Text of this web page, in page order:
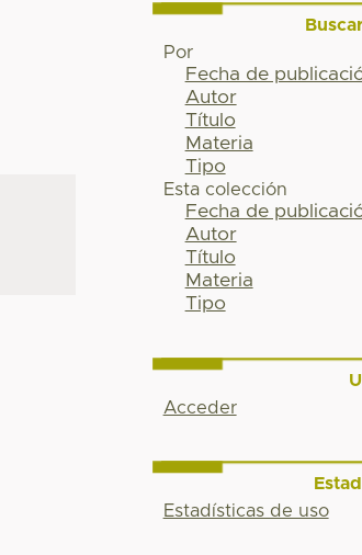
Por
Fecha de
Autor
Título
Materia
Tipo
Esta colección
Fecha de
Autor
Título
Materia
Tipo
Acceder
Estadísticas de uso